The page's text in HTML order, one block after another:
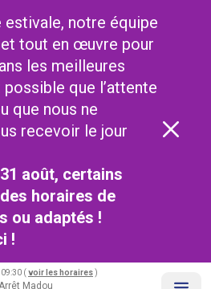
notre équipe
tout en œuvre pour
les meilleures
que l’attente
que nous ne
recevoir le jour
août, certains
horaires de
ou adaptés !
!
( voir les horaires )
Madou